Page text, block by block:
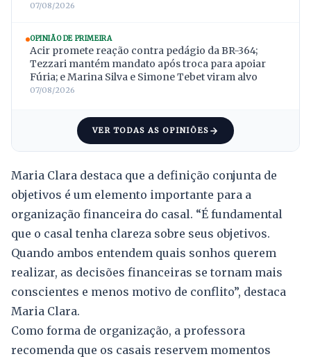
07/08/2026
OPINIÃO DE PRIMEIRA
Acir promete reação contra pedágio da BR-364;
Tezzari mantém mandato após troca para apoiar
Fúria; e Marina Silva e Simone Tebet viram alvo
07/08/2026
VER TODAS AS OPINIÕES
Maria Clara destaca que a definição conjunta de
objetivos é um elemento importante para a
organização financeira do casal. “É fundamental
que o casal tenha clareza sobre seus objetivos.
Quando ambos entendem quais sonhos querem
realizar, as decisões financeiras se tornam mais
conscientes e menos motivo de conflito”, destaca
Maria Clara.
Como forma de organização, a professora
recomenda que os casais reservem momentos